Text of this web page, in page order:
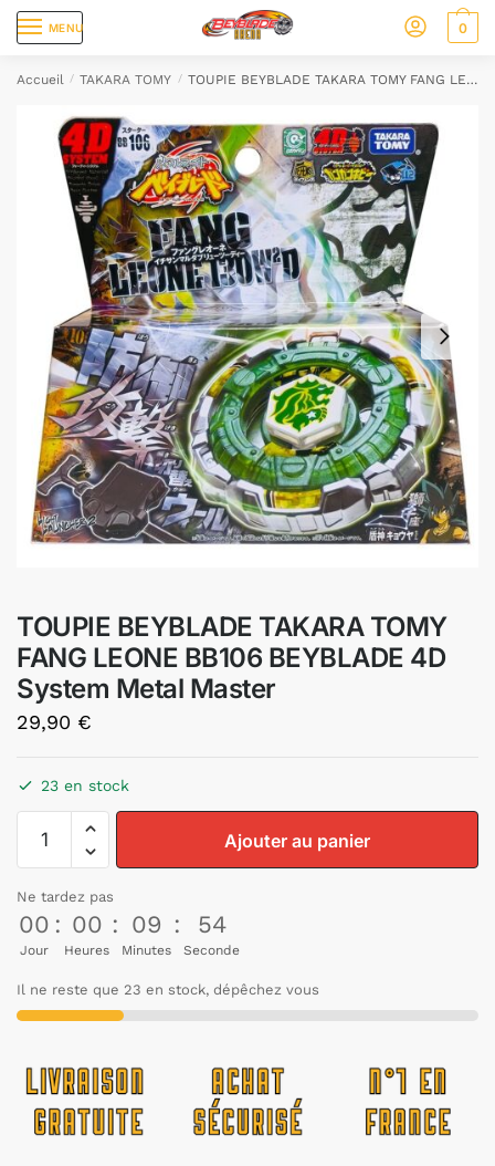
MENU 0
Accueil / TAKARA TOMY / TOUPIE BEYBLADE TAKARA TOMY FANG LEONE BB106 BEYBLADE 4D System Metal Master
TOUPIE BEYBLADE TAKARA TOMY
FANG LEONE BB106 BEYBLADE 4D
System Metal Master
29,90 €
23 en stock
Ajouter au panier
Ne tardez pas
00
Jour
: 00
Heures
: 09
Minutes
: 53
Seconde
Il ne reste que 23 en stock, dépêchez vous